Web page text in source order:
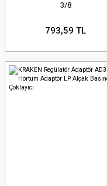
3/8
793,59 TL